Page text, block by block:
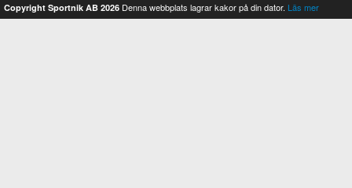
Copyright Sportnik AB 2026 Denna webbplats lagrar kakor på din dator. Läs mer